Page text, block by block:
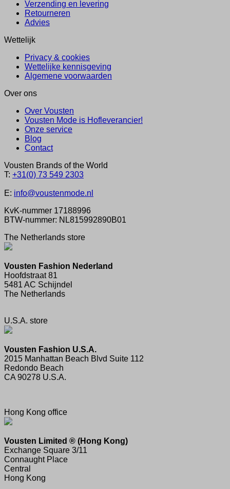
Verzending en levering
Retourneren
Advies
Wettelijk
Privacy & cookies
Wettelijke kennisgeving
Algemene voorwaarden
Over ons
Over Vousten
Vousten Mode is Hofleverancier!
Onze service
Blog
Contact
Vousten Brands of the World
T: +31(0) 73 549 2303
E: info@voustenmode.nl
KvK-nummer 17188996
BTW-nummer: NL815992890B01
The Netherlands store
Vousten Fashion Nederland
Hoofdstraat 81
5481 AC Schijndel
The Netherlands
U.S.A. store
Vousten Fashion U.S.A.
2015 Manhattan Beach Blvd Suite 112
Redondo Beach
CA 90278 U.S.A.
Hong Kong office
Vousten Limited ® (Hong Kong)
Exchange Square 3/11
Connaught Place
Central
Hong Kong